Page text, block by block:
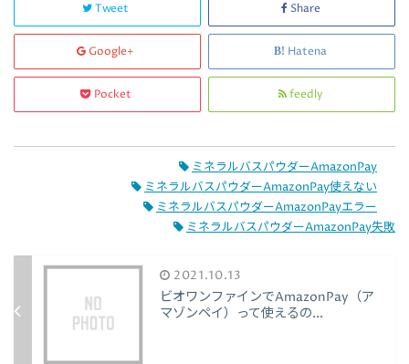
Tweet Share
Google+ Hatena
Pocket feedly
ミネラルバスパウダーAmazonPay
ミネラルバスパウダーAmazonPay使えない
ミネラルバスパウダーAmazonPayエラー
ミネラルバスパウダーAmazonPay失敗
2021.10.13
ビオワンファインでAmazonPay（ア
マゾンペイ）って使えるの...